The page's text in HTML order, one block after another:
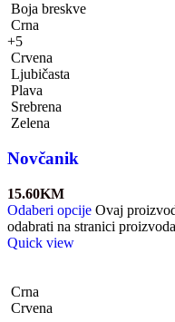
Boja breskve
Crna
+5
Crvena
Ljubičasta
Plava
Srebrena
Zelena
Novčanik
15.60KM
Odaberi opcije Ovaj
odabrati na stranici proizvoda
Quick view
Crna
Crvena